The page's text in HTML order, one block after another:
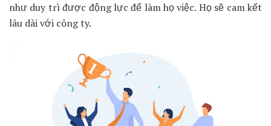
như duy trì được động lực để làm họ việc. Họ sẽ cam kết
lâu dài với công ty.